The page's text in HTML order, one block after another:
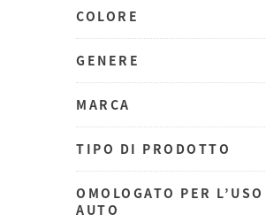
COLORE
GENERE
MARCA
TIPO DI PRODOTTO
OMOLOGATO PER
AUTO